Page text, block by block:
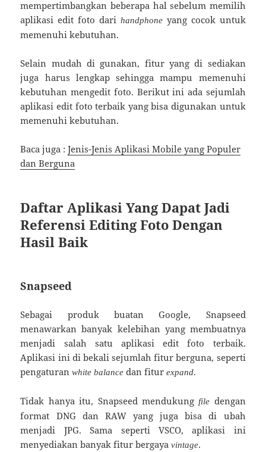
mempertimbangkan beberapa hal sebelum memilih
aplikasi edit foto dari handphoneyang cocok untuk
memenuhi kebutuhan.
Selain mudah di gunakan, fitur yang di sediakan
juga harus lengkap sehingga mampu memenuhi
kebutuhan mengedit foto. Berikut ini ada sejumlah
aplikasi edit foto terbaik yang bisa digunakan untuk
memenuhi kebutuhan.
Baca juga :Jenis-Jenis Aplikasi Mobile yang Populer
dan Berguna
Daftar Aplikasi Yang Dapat Jadi
Referensi Editing Foto Dengan
Hasil Baik
Snapseed
Sebagai produk buatan Google, Snapseed
menawarkan banyak kelebihan yang membuatnya
menjadi salah satu aplikasi edit foto terbaik.
Aplikasi ini di bekali sejumlah fitur berguna, seperti
pengaturanwhite balance dan fiturexpand.
Tidak hanya itu, Snapseed mendukungfile dengan
format DNG dan RAW yang juga bisa di ubah
menjadi JPG. Sama seperti VSCO, aplikasi ini
menyediakan banyak fitur bergayavintage.